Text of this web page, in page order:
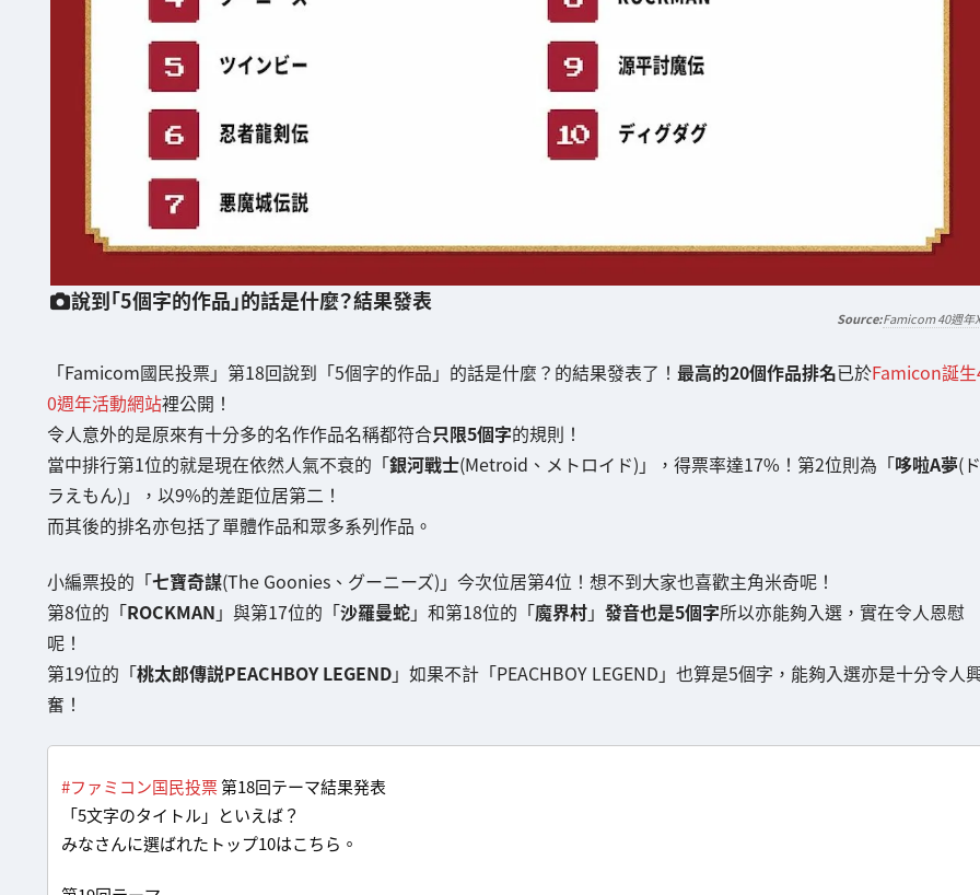
說到「5個字的作品」的話是什麼？結果發表
Famicom 40週年X
「Famicom國民投票」第18回說到「5個字的作品」的話是什麼？的結果發表了！ 最高的20個作品排名已於Famicon誕
0週年活動網站裡公開！
令人意外的是原來有十分多的名作作品名稱都符合只限5個字的規則！
當中排行第1位的就是現在依然人氣不衰的「銀河戰士(Metroid、メトロイド)」，得票率達17%！第2位則為「哆啦A夢(ド
ラえもん)」，以9%的差距位居第二！
而其後的排名亦包括了單體作品和眾多系列作品。
小編票投的「七寶奇謀(The Goonies、グーニーズ)」今次位居第4位！想不到大家也喜歡主角米奇呢！
第8位的「ROCKMAN 」與第17位的「沙羅曼蛇」和第18位的「魔界村」 發音也是5個字所以亦能夠入選，實在令人恩慰
呢！
第19位的「桃太郎傳説PEACHBOY LEGEND」如果不計「PEACHBOY LEGEND」也算是5個字，能夠入選亦是十分令人
奮！
#ファミコン国民投票第18回テーマ結果発表
「5文字のタイトル」といえば？
みなさんに選ばれたトップ10はこちら。